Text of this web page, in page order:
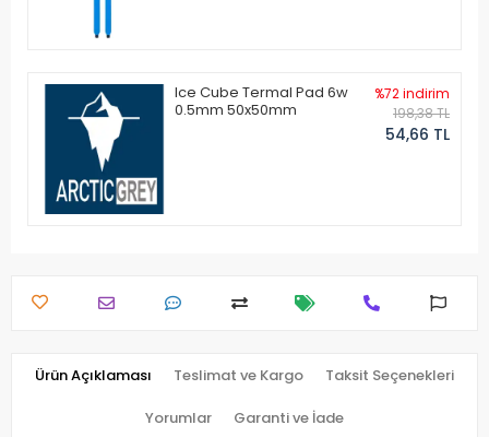
Ice Cube Termal Pad 6w
0.5mm 50x50mm
%72 indirim
198,38 TL
54,66 TL
Ürün Açıklaması Teslimat ve Kargo Taksit Seçenekleri
Yorumlar Garanti ve İade